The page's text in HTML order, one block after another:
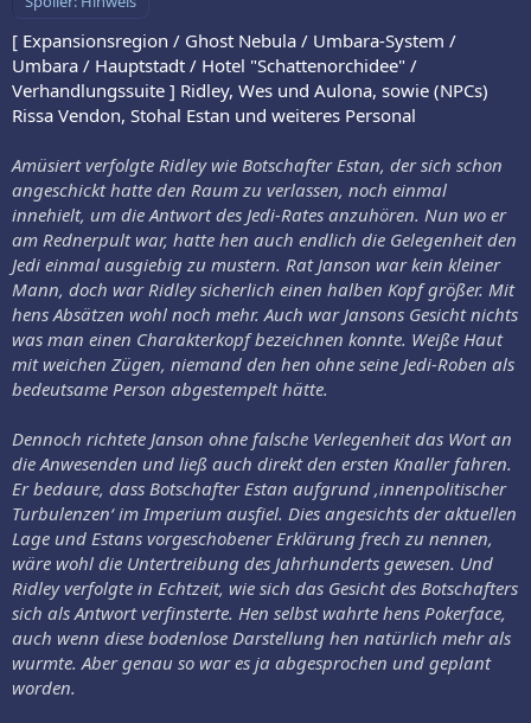
[ Expansionsregion / Ghost Nebula / Umbara-System /
Umbara / Hauptstadt / Hotel "Schattenorchidee" /
Verhandlungssuite ] Ridley, Wes und Aulona, sowie (NPCs)
Rissa Vendon, Stohal Estan und weiteres Personal
Amüsiert verfolgte Ridley wie Botschafter Estan, der sich schon
angeschickt hatte den Raum zu verlassen, noch einmal
innehielt, um die Antwort des Jedi-Rates anzuhören. Nun wo er
am Rednerpult war, hatte hen auch endlich die Gelegenheit den
Jedi einmal ausgiebig zu mustern. Rat Janson war kein kleiner
Mann, doch war Ridley sicherlich einen halben Kopf größer. Mit
hens Absätzen wohl noch mehr. Auch war Jansons Gesicht nichts
was man einen Charakterkopf bezeichnen konnte. Weiße Haut
mit weichen Zügen, niemand den hen ohne seine Jedi-Roben als
bedeutsame Person abgestempelt hätte.
Dennoch richtete Janson ohne falsche Verlegenheit das Wort an
die Anwesenden und ließ auch direkt den ersten Knaller fahren.
Er bedaure, dass Botschafter Estan aufgrund ‚innenpolitischer
Turbulenzen‘ im Imperium ausfiel. Dies angesichts der aktuellen
Lage und Estans vorgeschobener Erklärung frech zu nennen,
wäre wohl die Untertreibung des Jahrhunderts gewesen. Und
Ridley verfolgte in Echtzeit, wie sich das Gesicht des Botschafters
sich als Antwort verfinsterte. Hen selbst wahrte hens Pokerface,
auch wenn diese bodenlose Darstellung hen natürlich mehr als
wurmte. Aber genau so war es ja abgesprochen und geplant
worden.